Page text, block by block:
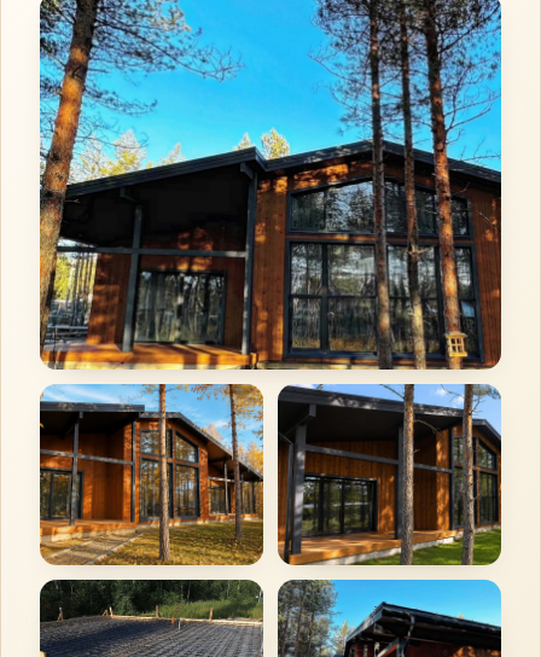
+7 (812) 777-00-92
ПН–ПТ 09:00–18:00 ›